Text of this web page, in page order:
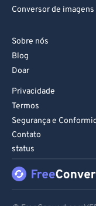
Conversor de imagens
Sobre nós
Blog
Doar
Privacidade
Termos
Segurança e
Contato
status